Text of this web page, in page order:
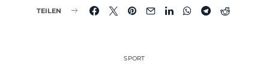
TEILEN
SPORT